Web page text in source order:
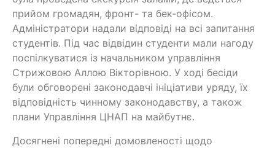
прийом громадян, фронт- та бек-офісом.
Адміністратори надали відповіді на всі запитання
студентів. Під час відвідин студенти мали нагоду
поспілкуватися із начальником управління
Стрижовою Аллою Вікторівною. У ході бесіди
були обговорені законодавчі ініціативи уряду, їх
відповідність чинному законодавству, а також
плани Управління ЦНАП на майбутнє.
Досягнені попередні домовленості щодо